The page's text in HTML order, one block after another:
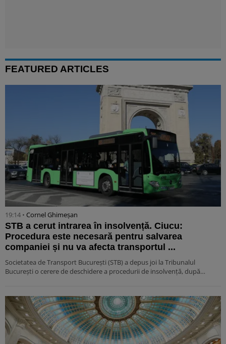
FEATURED ARTICLES
19:14 • Cornel Ghimeșan
STB a cerut intrarea în insolvență. Ciucu:
Procedura este necesară pentru salvarea
companiei și nu va afecta transportul ...
Societatea de Transport București (STB) a depus joi la Tribunalul
București o cerere de deschidere a procedurii de insolvență, după…